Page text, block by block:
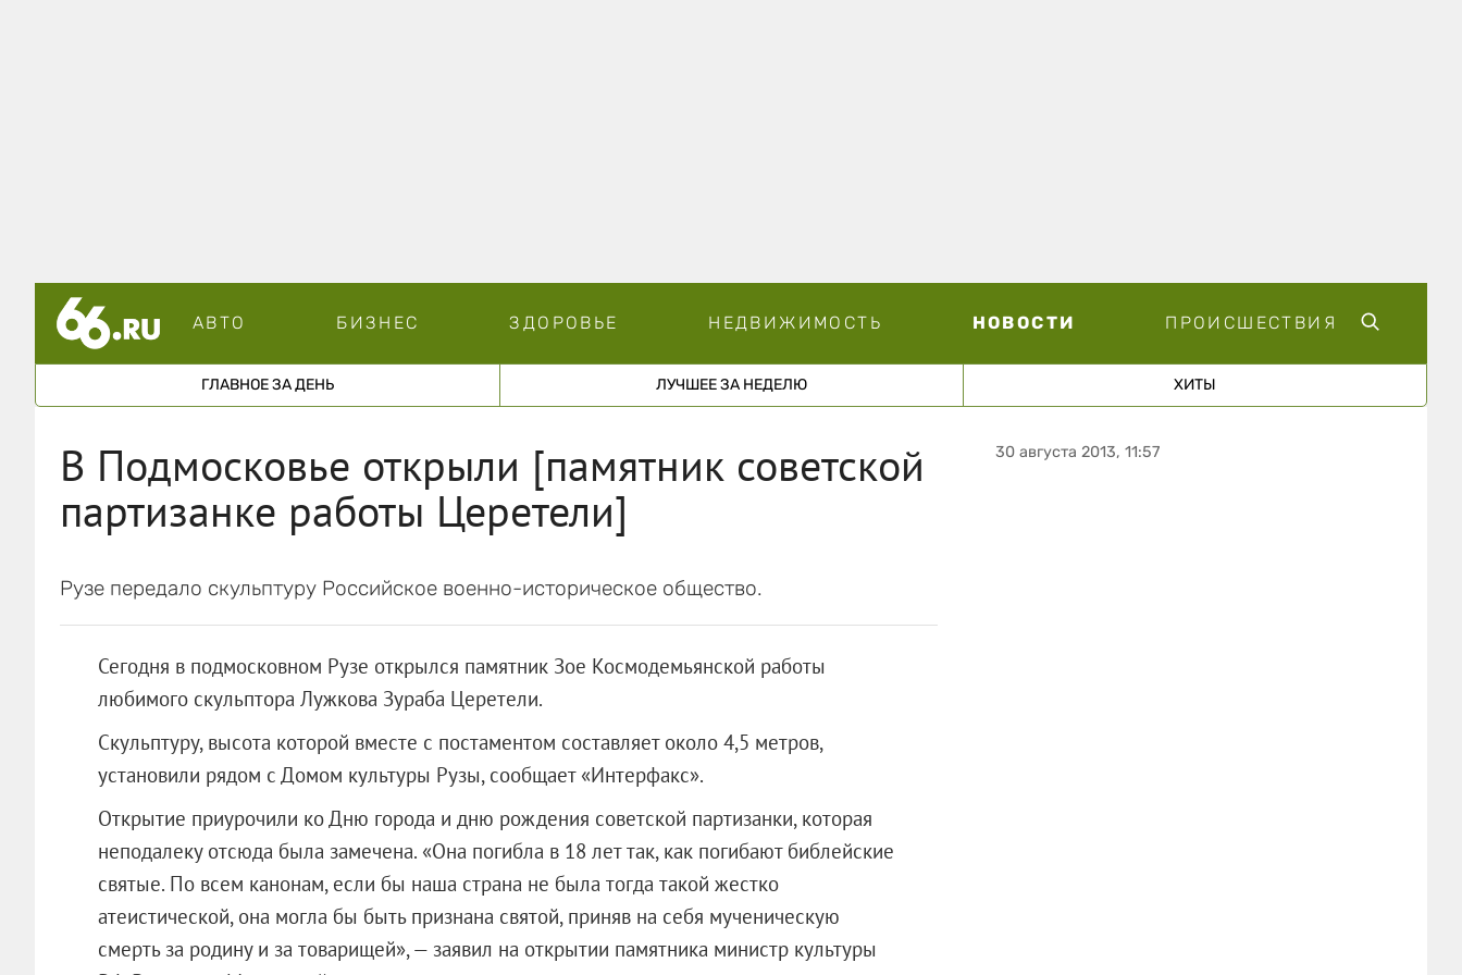
АВТО БИЗНЕС ЗДОРОВЬЕ НЕДВИЖИМОСТЬ НОВОСТИ ПРОИСШЕСТВИЯ
ГЛАВНОЕ ЗА ДЕНЬ ЛУЧШЕЕ ЗА НЕДЕЛЮ ХИТЫ
В Подмосковье открыли [памятник советской
партизанке работы Церетели]
Рузе передало скульптуру Российское военно-историческое общество.
Сегодня в подмосковном Рузе открылся памятник Зое Космодемьянской работы
любимого скульптора Лужкова Зураба Церетели.
Скульптуру, высота которой вместе с постаментом составляет около 4,5 метров,
установили рядом с Домом культуры Рузы, сообщает «Интерфакс».
Открытие приурочили ко Дню города и дню рождения советской партизанки, которая
неподалеку отсюда была замечена. «Она погибла в 18 лет так, как погибают библейские
святые. По всем канонам, если бы наша страна не была тогда такой жестко
атеистической, она могла бы быть признана святой, приняв на себя мученическую
смерть за родину и за товарищей», — заявил на открытии памятника министр культуры
30 августа 2013, 11:57